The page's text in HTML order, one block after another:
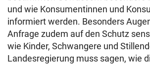
und wie Konsumentinnen und
informiert werden. Besonders
Anfrage zudem auf den Schutz
wie Kinder, Schwangere und
Landesregierung muss sagen, wie